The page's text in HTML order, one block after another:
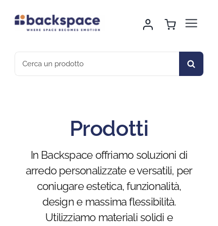
for:
Toggle
Sport & Outdoor
Prodotti
In Backspace offriamo soluzioni di
arredo personalizzate e versatili, per
coniugare estetica, funzionalità,
design e massima flessibilità.
Utilizziamo materiali solidi e